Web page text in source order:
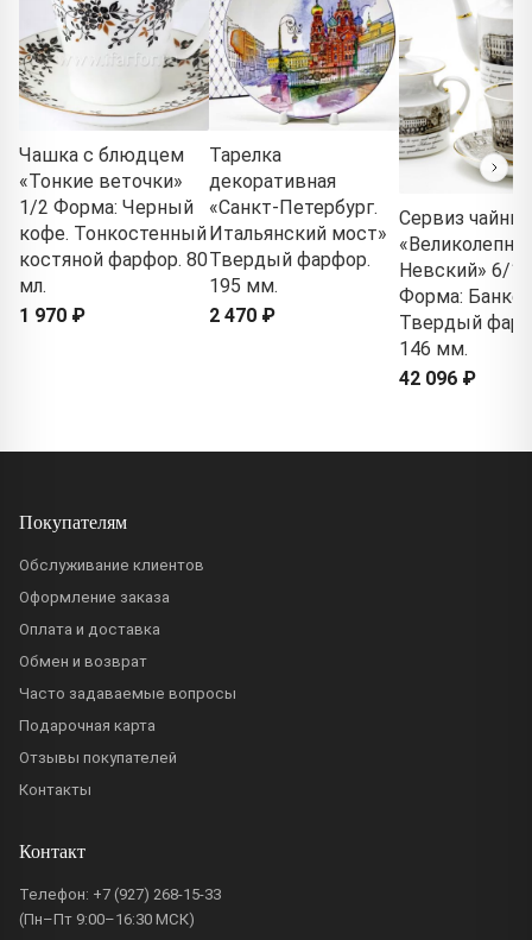
Чашка с блюдцем
«Тонкие веточки»
1/2 Форма: Черный
кофе. Тонкостенный
костяной фарфор. 80
мл.
1 970 ₽
Тарелка
декоративная
«Санкт-Петербург.
Итальянский мост»
Твердый фарфор.
195 мм.
2 470 ₽
Сервиз
Невский» 6/15
Форма:
Твердый
146 мм.
42 096 ₽
Покупателям
Обслуживание клиентов
Оформление заказа
Оплата и доставка
Обмен и возврат
Часто задаваемые вопросы
Подарочная карта
Отзывы покупателей
Контакты
Контакт
Телефон: +7 (927) 268-15-33
(Пн–Пт 9:00–16:30 МСК)